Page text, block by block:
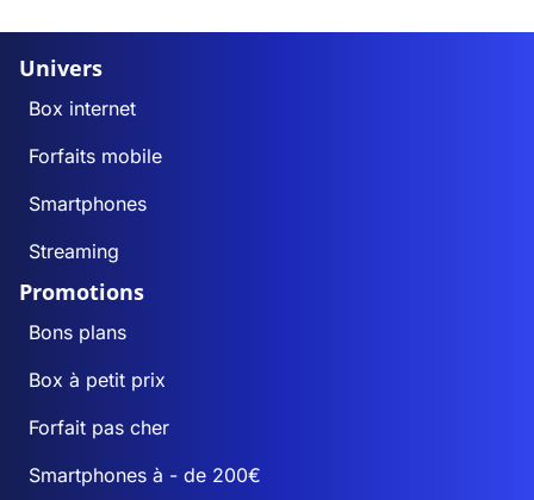
Univers
Box internet
Forfaits mobile
Smartphones
Streaming
Promotions
Bons plans
Box à petit prix
Forfait pas cher
Smartphones à - de 200€